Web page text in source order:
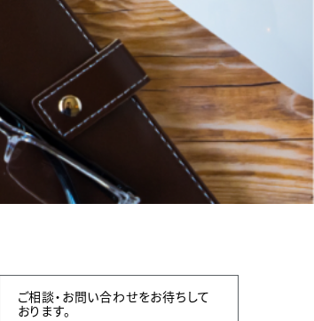
ご相談・お問い合わせをお待ちして
おります。